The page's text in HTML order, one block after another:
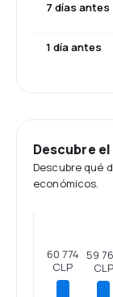
7 días antes
1 día antes
Descubre
Descubre qué
económicos.
60 774
CLP
59
CLP